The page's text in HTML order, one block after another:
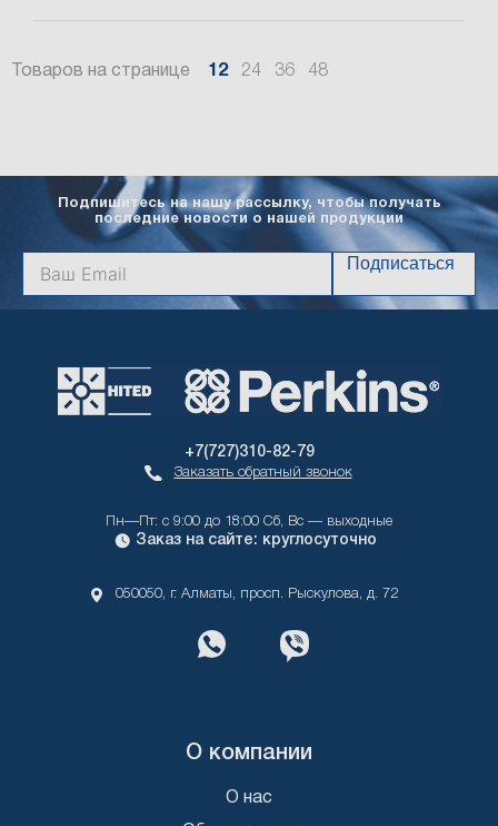
Товаров на странице 12 24 36 48
Подпишитесь на нашу рассылку, чтобы получать
последние новости о нашей продукции
Подписаться
+7(727)310-82-79
Заказать обратный звонок
Пн—Пт: с 9:00 до 18:00 Сб, Вс — выходные
Заказ на сайте: круглосуточно
050050, г. Алматы, просп. Рыскулова, д. 72
О компании
О нас